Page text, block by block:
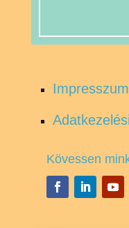
Impresszum
Kövessen